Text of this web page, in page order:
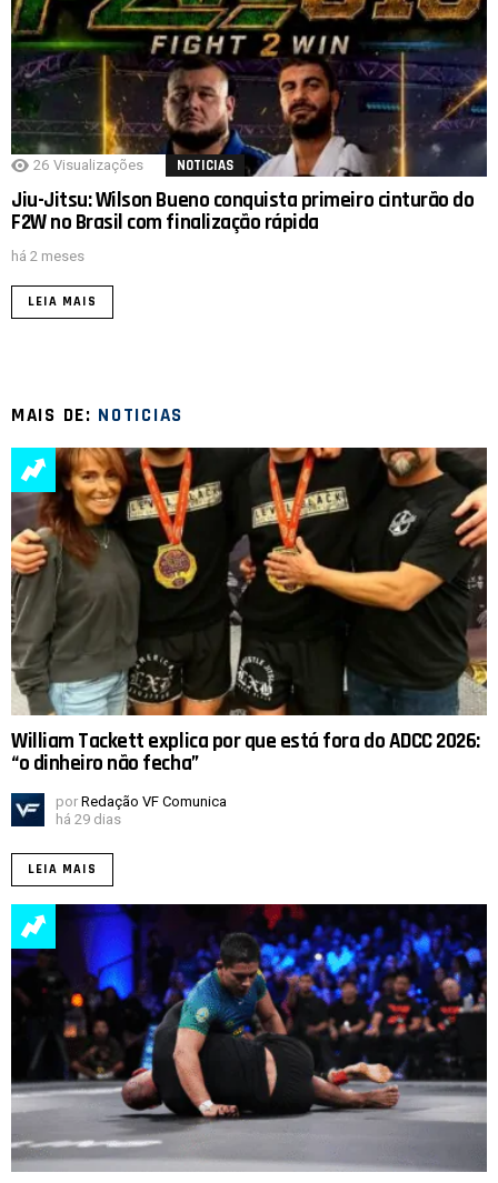
26 Visualizações NOTICIAS
Jiu-Jitsu: Wilson Bueno conquista primeiro cinturão do
F2W no Brasil com finalização rápida
há 2 meses
LEIA MAIS
MAIS DE: NOTICIAS
William Tackett explica por que está fora do ADCC 2026:
“o dinheiro não fecha”
por Redação VF Comunica
há 29 dias
LEIA MAIS